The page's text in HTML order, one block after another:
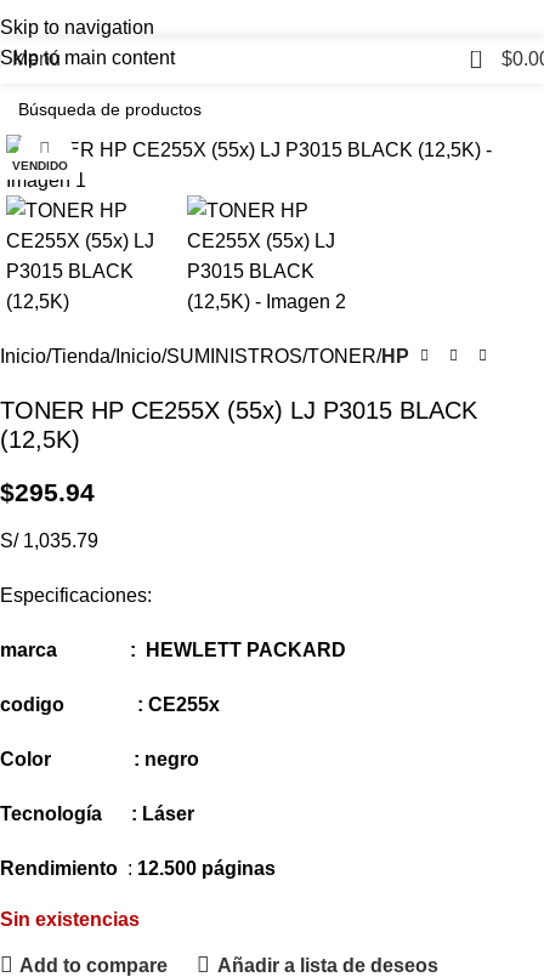
Skip to navigation
Skip to main content
Menú 0 $
VENDIDO
Haga Click para agrandar
Inicio Tienda Inicio SUMINISTROS TONER HP
TONER HP CE255X (55x) LJ P3015 BLACK
(12,5K)
$295.94
S/ 1,035.79
Especificaciones:
marca : HEWLETT PACKARD
codigo : CE255x
Color : negro
Tecnología : Láser
Rendimiento : 12.500 páginas
Sin existencias
Add to compare Añadir a lista de deseos
LO MEJOR EN
ACCESORIOS
PARA TU SET UP